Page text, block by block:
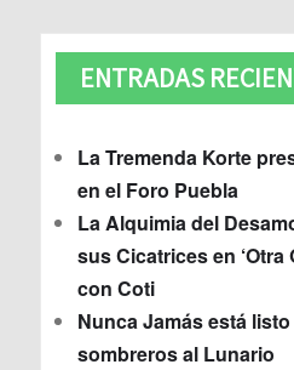
ENTRADAS
La Tremenda Korte
en el Foro Puebla
La Alquimia del
sus Cicatrices en ‘Otra
con Coti
Nunca Jamás está
sombreros al Lunario